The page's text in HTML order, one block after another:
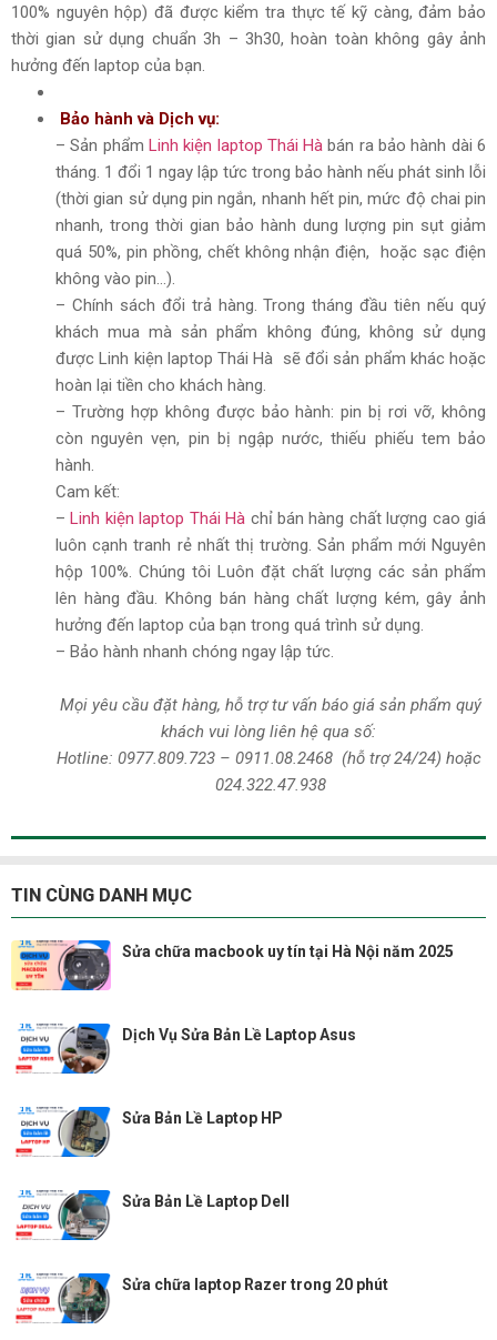
100% nguyên hộp) đã được kiểm tra thực tế kỹ càng, đảm bảo
thời gian sử dụng chuẩn 3h – 3h30, hoàn toàn không gây ảnh
hưởng đến laptop của bạn.
​ Bảo hành và Dịch vụ:
– Sản phẩm Linh kiện laptop Thái Hà bán ra bảo hành dài 6
tháng. 1 đổi 1 ngay lập tức trong bảo hành nếu phát sinh lỗi
(thời gian sử dụng pin ngắn, nhanh hết pin, mức độ chai pin
nhanh, trong thời gian bảo hành dung lượng pin sụt giảm
quá 50%, pin phồng, chết không nhận điện, hoặc sạc điện
không vào pin…).
– Chính sách đổi trả hàng. Trong tháng đầu tiên nếu quý
khách mua mà sản phẩm không đúng, không sử dụng
được Linh kiện laptop Thái Hà sẽ đổi sản phẩm khác hoặc
hoàn lại tiền cho khách hàng.
– Trường hợp không được bảo hành: pin bị rơi vỡ, không
còn nguyên vẹn, pin bị ngập nước, thiếu phiếu tem bảo
hành.
Cam kết:
–Linh kiện laptop Thái Hà chỉ bán hàng chất lượng cao giá
luôn cạnh tranh rẻ nhất thị trường. Sản phẩm mới Nguyên
hộp 100%. Chúng tôi Luôn đặt chất lượng các sản phẩm
lên hàng đầu. Không bán hàng chất lượng kém, gây ảnh
hưởng đến laptop của bạn trong quá trình sử dụng.
– Bảo hành nhanh chóng ngay lập tức.
Mọi yêu cầu đặt hàng, hỗ trợ tư vấn báo giá sản phẩm quý
khách vui lòng liên hệ qua số:
Hotline: 0977.809.723– 0911.08.2468 (hỗ trợ 24/24) hoặc
024.322.47.938
TIN CÙNG DANH MỤC
Sửa chữa macbook uy tín tại Hà Nội năm 2025
Dịch Vụ Sửa Bản Lề Laptop Asus
Sửa Bản Lề Laptop HP
Sửa Bản Lề Laptop Dell
Sửa chữa laptop Razer trong 20 phút